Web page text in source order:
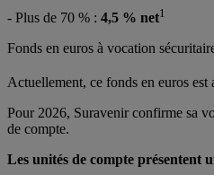
- Plus de 70 % : 4,5 % net1
Fonds en euros à vocation
Actuellement, ce fonds en euros est
Pour 2026, Suravenir confirme sa
de compte.
Les unités de compte présentent